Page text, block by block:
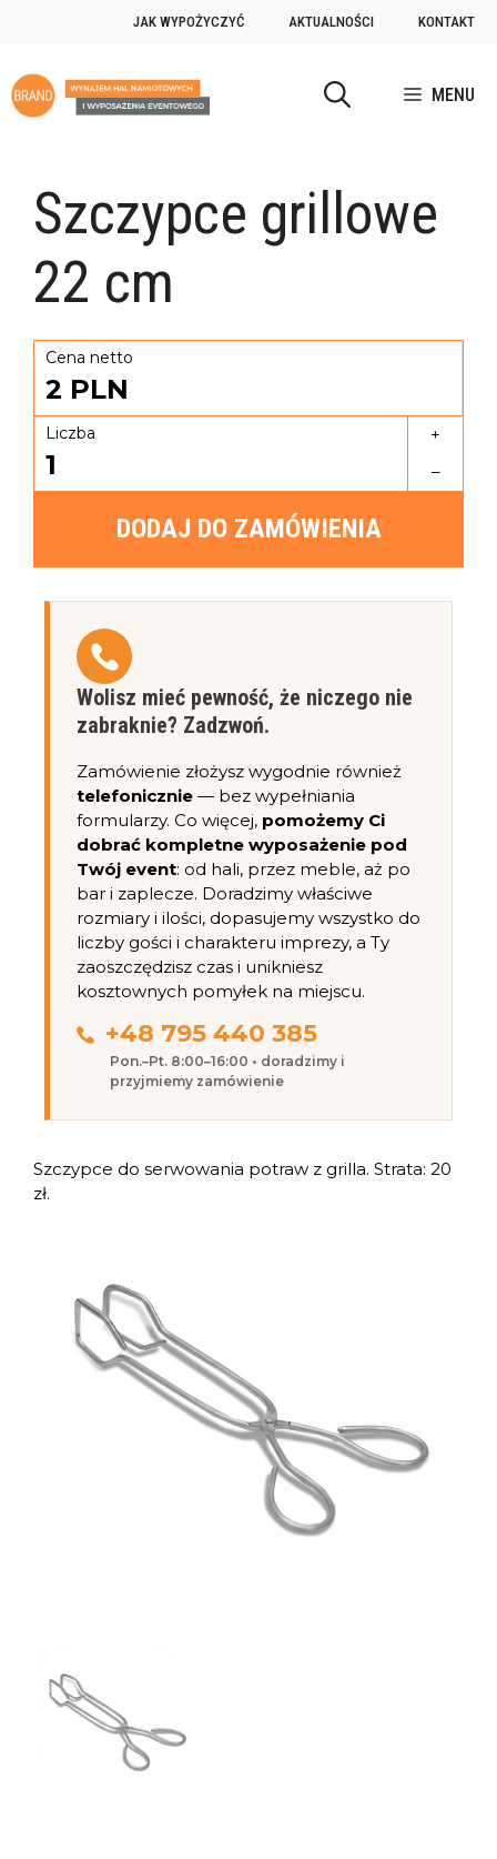
JAK WYPOŻYCZYĆ AKTUALNOŚCI KONTAKT
MENU
Szczypce grillowe
22 cm
Cena netto
2 PLN
Liczba
1
+
–
DODAJ DO ZAMÓWIENIA
Wolisz mieć pewność, że niczego nie
zabraknie? Zadzwoń.
Zamówienie złożysz wygodnie również
telefonicznie — bez wypełniania
formularzy. Co więcej, pomożemy Ci
dobrać kompletne wyposażenie pod
Twój event: od hali, przez meble, aż po
bar i zaplecze. Doradzimy właściwe
rozmiary i ilości, dopasujemy wszystko do
liczby gości i charakteru imprezy, a Ty
zaoszczędzisz czas i unikniesz
kosztownych pomyłek na miejscu.
+48 795 440 385
Pon.–Pt. 8:00–16:00 • doradzimy i
przyjmiemy zamówienie
Szczypce do serwowania potraw z grilla. Strata: 20
zł.